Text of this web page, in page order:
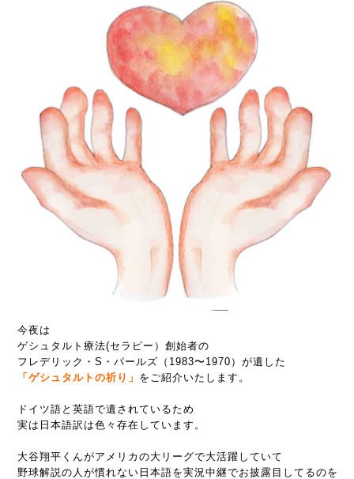
今夜は
ゲシュタルト療法(セラピー）創始者の
フレデリック・S・パールズ（1983〜1970）が遺した
「ゲシュタルトの祈り」 をご紹介いたします。
ドイツ語と英語で遺されているため
実は日本語訳は色々存在しています。
大谷翔平くんがアメリカの大リーグで大活躍していて
野球解説の人が慣れない日本語を実況中継でお披露目してるのを